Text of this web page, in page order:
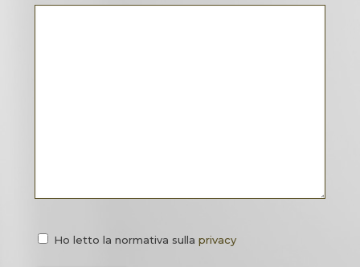
Ho letto la normativa sulla privacy